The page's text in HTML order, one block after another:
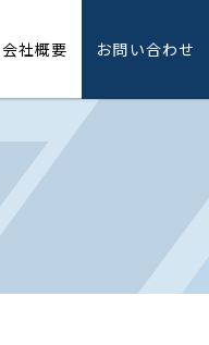
会社概要 お問い合わせ